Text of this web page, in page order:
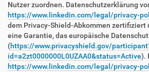
Nutzer zuordnen. Datenschutzerklärung
https://www.linkedin.com/legal/privacy-
dem Privacy-Shield-Abkommen zertifiziert
eine Garantie, das europäische
(https://www.privacyshield.gov/
id=a2zt0000000L0UZAA0&status=Active).
https://www.linkedin.com/legal/privacy-